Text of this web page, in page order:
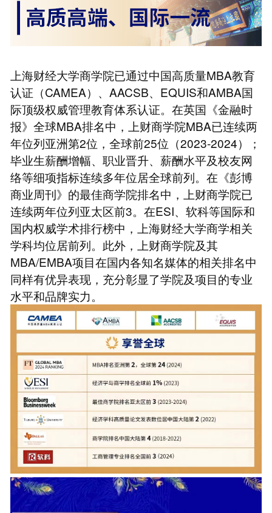
上海财经大学商学院已通过中国高质量MBA教育
认证（CAMEA）、AACSB、EQUIS和AMBA国
际顶级权威管理教育体系认证。在英国《金融时
报》全球MBA排名中，上财商学院MBA已连续两
年位列亚洲第2位，全球前25位（2023-2024）；
毕业生薪酬增幅、职业晋升、薪酬水平及校友网
络等细项指标连续多年位居全球前列。在《彭博
商业周刊》的最佳商学院排名中，上财商学院已
连续两年位列亚太区前3。在ESI、软科等国际和
国内权威学术排行榜中，上海财经大学商学相关
学科均位居前列。此外，上财商学院及其
MBA/EMBA项目在国内各知名媒体的相关排名中
同样有优异表现，充分彰显了学院及项目的专业
水平和品牌实力。